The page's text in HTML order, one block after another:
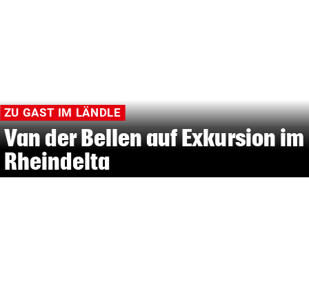
ZU GAST IM LÄNDLE
Van der Bellen auf Exkursion im
Rheindelta